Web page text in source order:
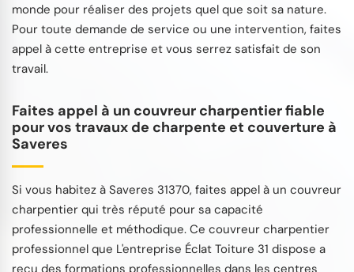
monde pour réaliser des projets quel que soit sa nature.
Pour toute demande de service ou une intervention, faites
appel à cette entreprise et vous serrez satisfait de son
travail.
Faites appel à un couvreur charpentier fiable
pour vos travaux de charpente et couverture à
Saveres
Si vous habitez à Saveres 31370, faites appel à un couvreur
charpentier qui très réputé pour sa capacité
professionnelle et méthodique. Ce couvreur charpentier
professionnel que L'entreprise Éclat Toiture 31 dispose a
reçu des formations professionnelles dans les centres